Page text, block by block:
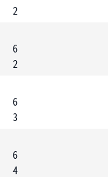
2
6
2
6
3
6
4